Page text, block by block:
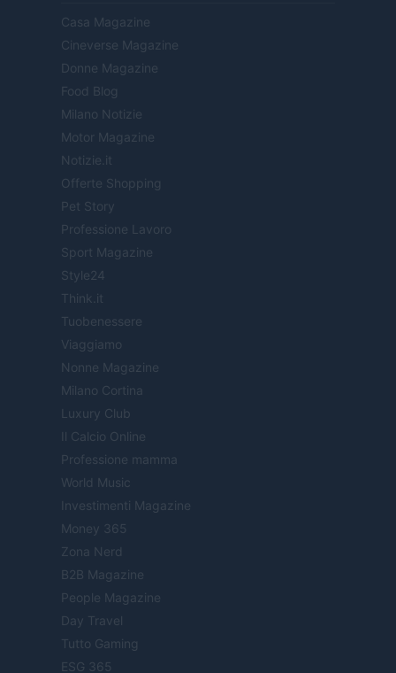
Casa Magazine
Cineverse Magazine
Donne Magazine
Food Blog
Milano Notizie
Motor Magazine
Notizie.it
Offerte Shopping
Pet Story
Professione Lavoro
Sport Magazine
Style24
Think.it
Tuobenessere
Viaggiamo
Nonne Magazine
Milano Cortina
Luxury Club
Il Calcio Online
Professione mamma
World Music
Investimenti Magazine
Money 365
Zona Nerd
B2B Magazine
People Magazine
Day Travel
Tutto Gaming
ESG 365